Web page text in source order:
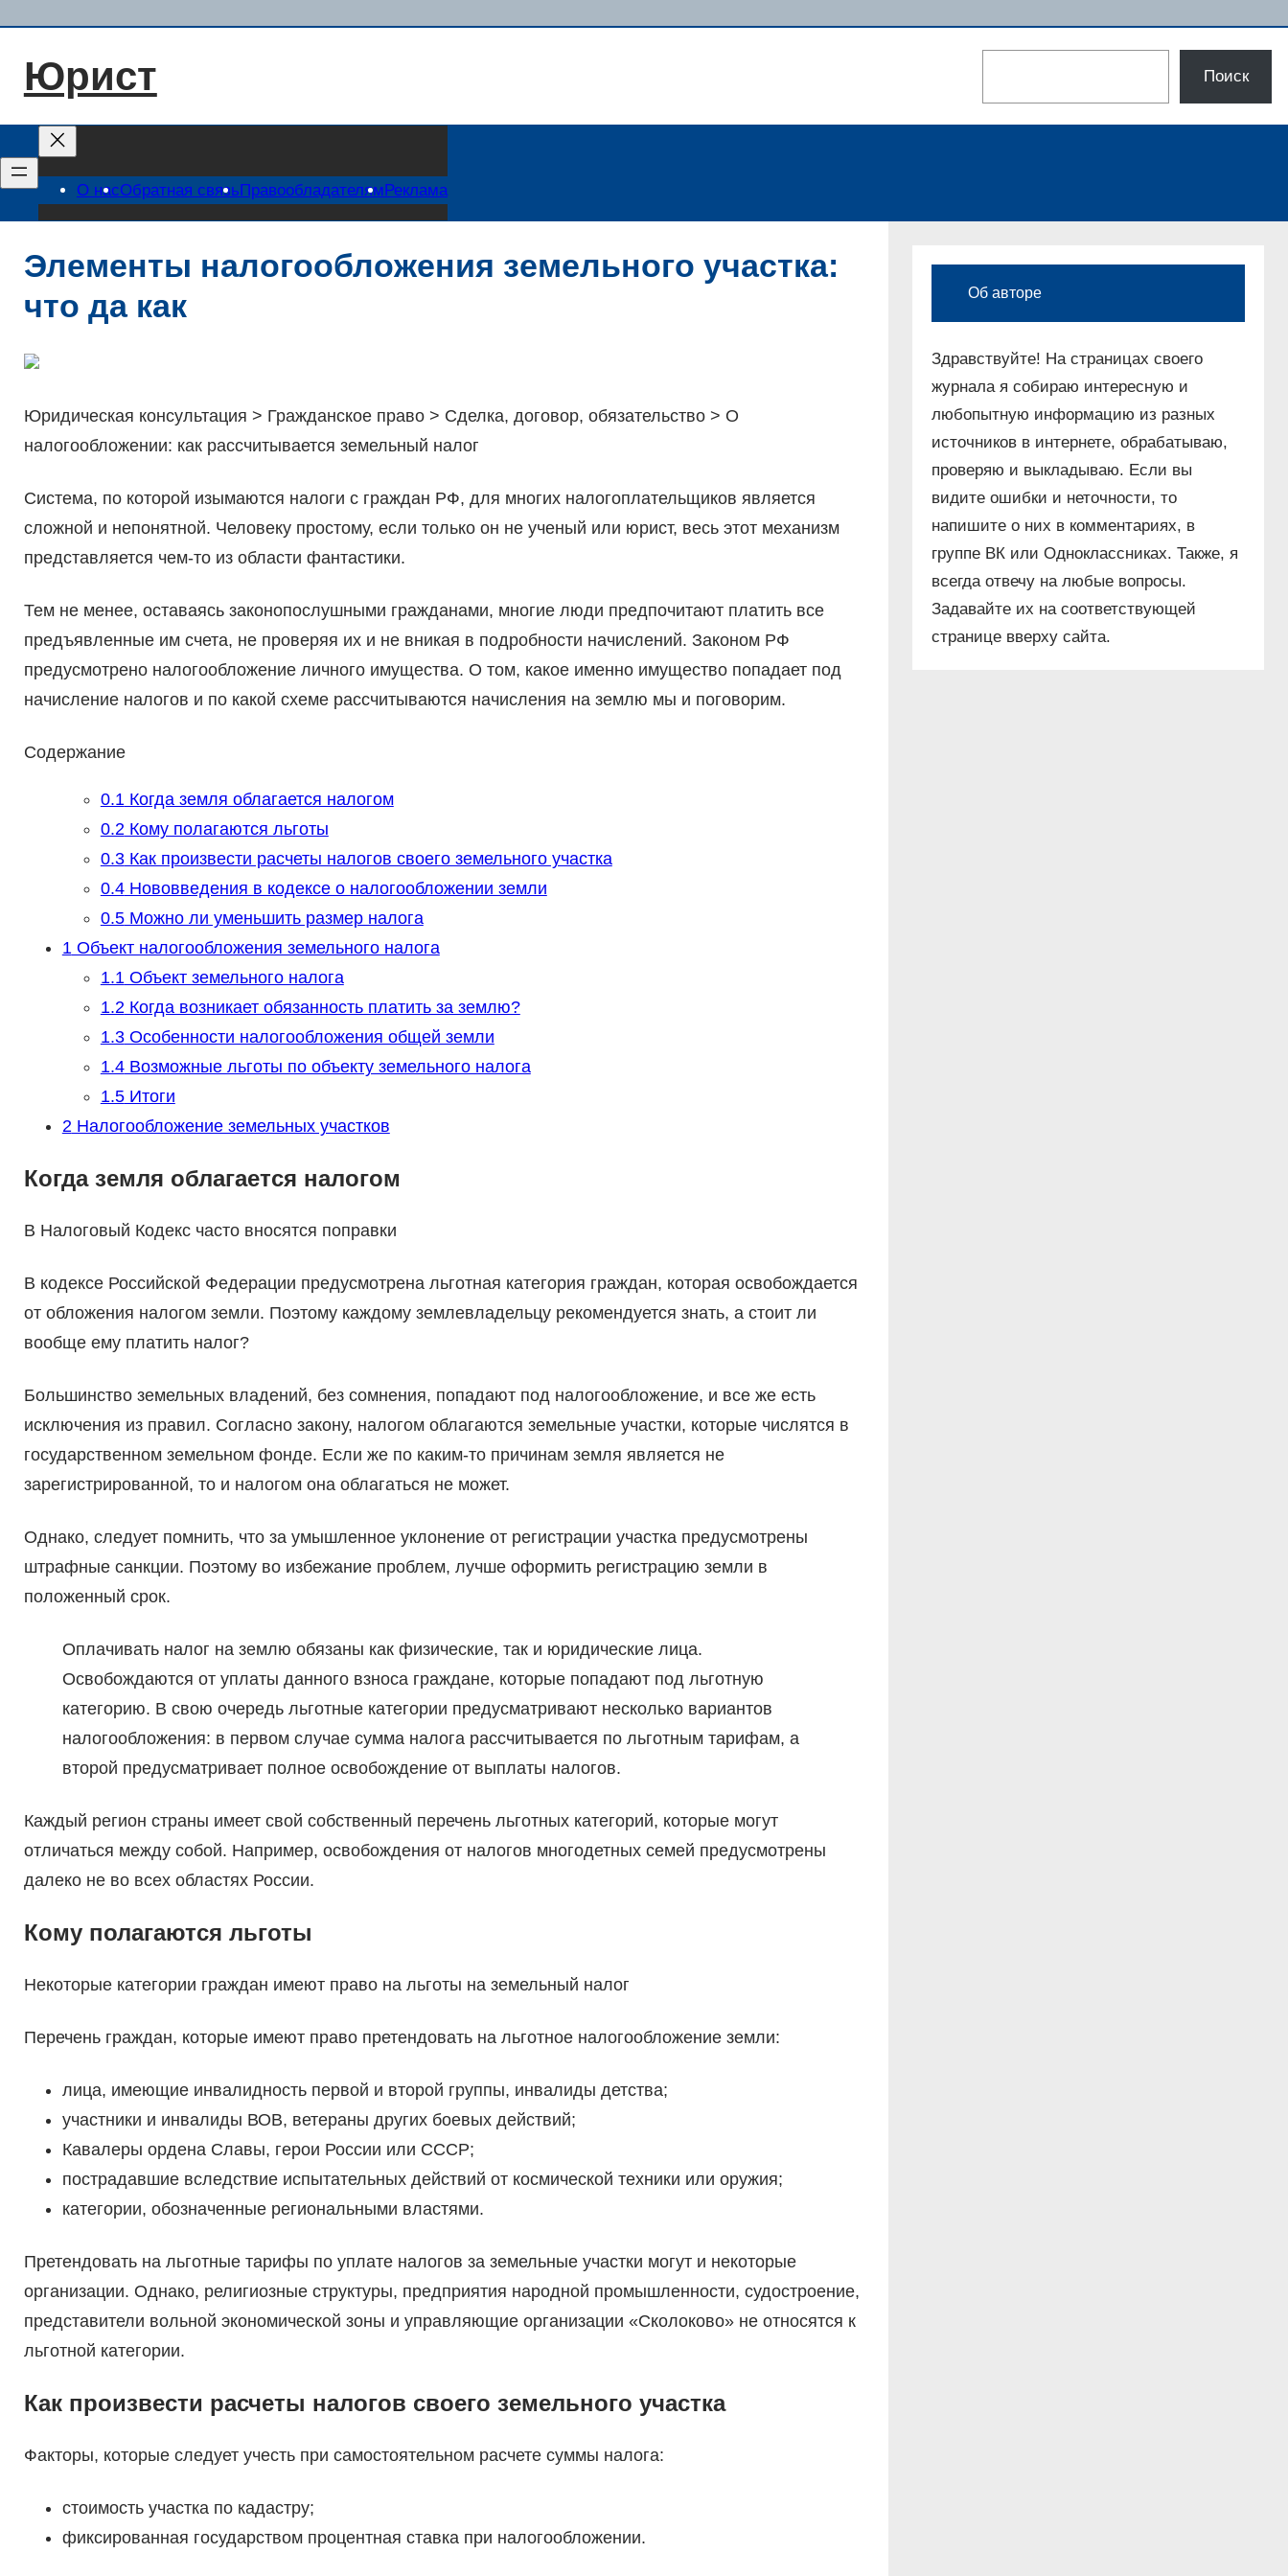
содержимому
Юрист Поиск
О насОбратная связь Правообладателям Реклама
Элементы налогообложения земельного участка:
что да как
Юридическая консультация > Гражданское право > Сделка, договор, обязательство > О
налогообложении: как рассчитывается земельный налог
Система, по которой изымаются налоги с граждан РФ, для многих налогоплательщиков является
сложной и непонятной. Человеку простому, если только он не ученый или юрист, весь этот механизм
представляется чем-то из области фантастики.
Тем не менее, оставаясь законопослушными гражданами, многие люди предпочитают платить все
предъявленные им счета, не проверяя их и не вникая в подробности начислений. Законом РФ
предусмотрено налогообложение личного имущества. О том, какое именно имущество попадает под
начисление налогов и по какой схеме рассчитываются начисления на землю мы и поговорим.
Содержание
0.1Когда земля облагается налогом
0.2Кому полагаются льготы
0.3Как произвести расчеты налогов своего земельного участка
0.4Нововведения в кодексе о налогообложении земли
0.5Можно ли уменьшить размер налога
1Объект налогообложения земельного налога
1.1Объект земельного налога
1.2Когда возникает обязанность платить за землю?
1.3Особенности налогообложения общей земли
1.4Возможные льготы по объекту земельного налога
1.5Итоги
2Налогообложение земельных участков
Когда земля облагается налогом
В Налоговый Кодекс часто вносятся поправки
В кодексе Российской Федерации предусмотрена льготная категория граждан, которая освобождается
от обложения налогом земли. Поэтому каждому землевладельцу рекомендуется знать, а стоит ли
вообще ему платить налог?
Большинство земельных владений, без сомнения, попадают под налогообложение, и все же есть
исключения из правил. Согласно закону, налогом облагаются земельные участки, которые числятся в
государственном земельном фонде. Если же по каким-то причинам земля является не
зарегистрированной, то и налогом она облагаться не может.
Однако, следует помнить, что за умышленное уклонение от регистрации участка предусмотрены
штрафные санкции. Поэтому во избежание проблем, лучше оформить регистрацию земли в
положенный срок.
Оплачивать налог на землю обязаны как физические, так и юридические лица.
Освобождаются от уплаты данного взноса граждане, которые попадают под льготную
категорию. В свою очередь льготные категории предусматривают несколько вариантов
налогообложения: в первом случае сумма налога рассчитывается по льготным тарифам, а
второй предусматривает полное освобождение от выплаты налогов.
Каждый регион страны имеет свой собственный перечень льготных категорий, которые могут
отличаться между собой. Например, освобождения от налогов многодетных семей предусмотрены
далеко не во всех областях России.
Кому полагаются льготы
Некоторые категории граждан имеют право на льготы на земельный налог
Перечень граждан, которые имеют право претендовать на льготное налогообложение земли:
лица, имеющие инвалидность первой и второй группы, инвалиды детства;
участники и инвалиды ВОВ, ветераны других боевых действий;
Кавалеры ордена Славы, герои России или СССР;
пострадавшие вследствие испытательных действий от космической техники или оружия;
категории, обозначенные региональными властями.
Претендовать на льготные тарифы по уплате налогов за земельные участки могут и некоторые
организации. Однако, религиозные структуры, предприятия народной промышленности, судостроение,
представители вольной экономической зоны и управляющие организации «Сколоково» не относятся к
льготной категории.
Как произвести расчеты налогов своего земельного участка
Факторы, которые следует учесть при самостоятельном расчете суммы налога:
стоимость участка по кадастру;
фиксированная государством процентная ставка при налогообложении.
Об авторе
Здравствуйте! На страницах своего
журнала я собираю интересную и
любопытную информацию из разных
источников в интернете, обрабатываю,
проверяю и выкладываю. Если вы
видите ошибки и неточности, то
напишите о них в комментариях, в
группе ВК или Одноклассниках. Также, я
всегда отвечу на любые вопросы.
Задавайте их на соответствующей
странице вверху сайта.